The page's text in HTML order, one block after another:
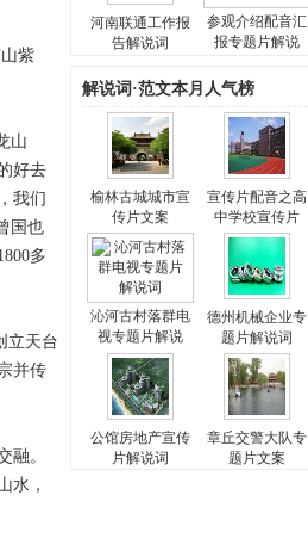
紫
山
好去
我们
国也
多
立天台
并传
融。
水，
河南联通工作报
告解说词
参观介绍配音汇
报专题片解说
解说词·范文本月人气榜
榆林古城城市宣
传片文案
宣传片配音之高
中学校宣传片
沁河古村落群电
视专题片解说
德州机械企业专
题片解说词
公馆房地产宣传
片解说词
章丘交警大队专
题片文案